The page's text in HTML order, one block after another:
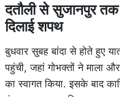
दतौली से सुजानपुर
दिलाई शपथ
बुधवार सुबह बांदा से होते हुए
पहुंची, जहां गोभक्तों ने माला
का स्वागत किया. इसके बाद